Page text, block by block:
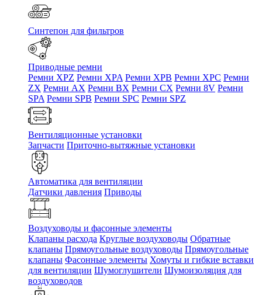
Синтепон для фильтров
Приводные ремни
Ремни XPZ Ремни XPA Ремни XPB Ремни XPC Ремни
ZX Ремни AX Ремни BX Ремни CX Ремни 8V Ремни
SPA Ремни SPB Ремни SPC Ремни SPZ
Вентиляционные установки
Запчасти Приточно-вытяжные установки
Автоматика для вентиляции
Датчики давления Приводы
Воздуховоды и фасонные элементы
Клапаны расхода Круглые воздуховоды Обратные
клапаны Прямоугольные воздуховоды Прямоугольные
клапаны Фасонные элементы Хомуты и гибкие вставки
для вентиляции Шумоглушители Шумоизоляция для
воздуховодов